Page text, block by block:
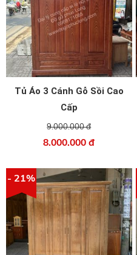
Tủ Áo 3 Cánh Gỗ Sồi Cao
Cấp
9.000.000 đ
8.000.000 đ
- 21%